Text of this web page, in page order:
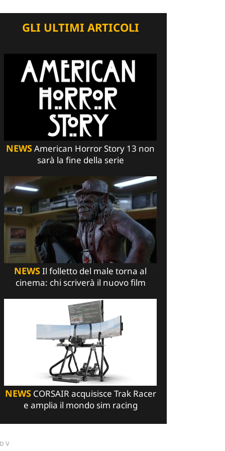
GLI ULTIMI ARTICOLI
NEWSAmerican Horror Story 13 non
sarà la fine della serie
NEWSIl folletto del male torna al
cinema: chi scriverà il nuovo film
NEWSCORSAIR acquisisce Trak Racer
e amplia il mondo sim racing